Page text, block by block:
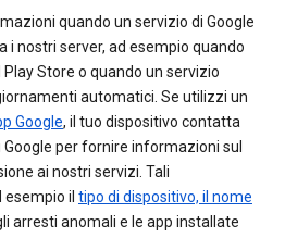
quando un servizio di Google
i nostri server, ad esempio quando
Store o quando un servizio
automatici. Se utilizzi un
Google, il tuo dispositivo contatta
per fornire informazioni sul
ai nostri servizi. Tali
il tipo di dispositivo, il nome
arresti anomali e le app installate